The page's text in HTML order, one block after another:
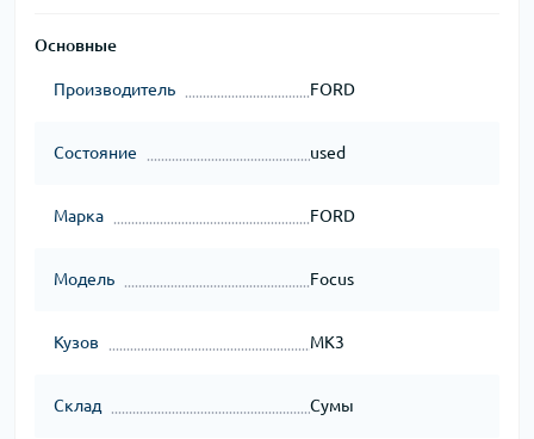
Основные
Производитель FORD
Состояние used
Марка FORD
Модель Focus
Кузов MK3
Склад Сумы